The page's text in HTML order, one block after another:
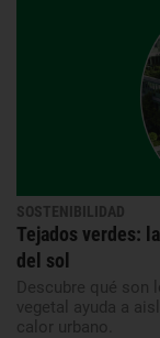
SOSTENIBILIDAD
Tejados verdes:
del sol
Descubre qué son
vegetal ayuda a
calor urbano.